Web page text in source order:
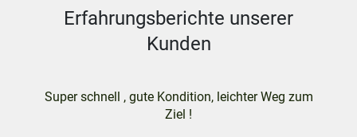
Erfahrungsberichte unserer
Kunden
Super schnell , gute Kondition, leichter Weg zum
Ziel !